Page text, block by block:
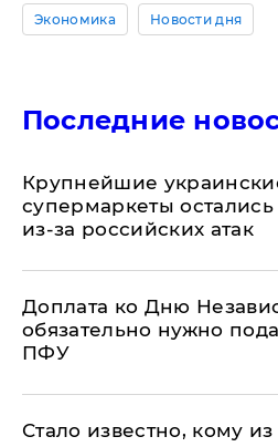
Экономика Новости дня
Последние
Крупнейшие
супермаркеты
из-за российских атак
Доплата ко Дню
обязательно нужно
ПФУ
Стало известно, кому